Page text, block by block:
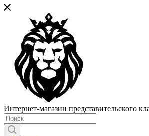
Интернет-магазин представительского